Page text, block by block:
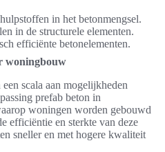
in het betonmengsel.
in de structurele elementen.
efficiënte betonelementen.
woningbouw
scala aan mogelijkheden
prefab beton in
woningen worden gebouwd
efficiëntie en sterkte van deze
sneller en met hogere kwaliteit